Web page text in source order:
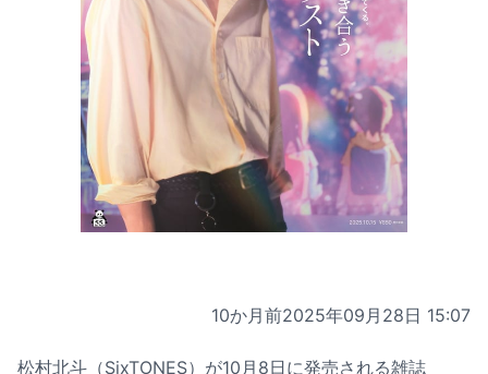
10か月前2025年09月28日 15:07
松村北斗（SixTONES）が10月8日に発売される雑誌